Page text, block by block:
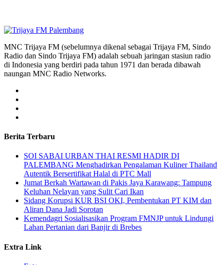
MNC Trijaya FM (sebelumnya dikenal sebagai Trijaya FM, Sindo
Radio dan Sindo Trijaya FM) adalah sebuah jaringan stasiun radio
di Indonesia yang berdiri pada tahun 1971 dan berada dibawah
naungan MNC Radio Networks.
Berita Terbaru
SOI SABAI URBAN THAI RESMI HADIR DI
PALEMBANG Menghadirkan Pengalaman Kuliner Thailand
Autentik Bersertifikat Halal di PTC Mall
Jumat Berkah Wartawan di Pakis Jaya Karawang: Tampung
Keluhan Nelayan yang Sulit Cari Ikan
Sidang Korupsi KUR BSI OKI, Pembentukan PT KIM dan
Aliran Dana Jadi Sorotan
Kemendagri Sosialisasikan Program FMNJP untuk Lindungi
Lahan Pertanian dari Banjir di Brebes
Extra Link